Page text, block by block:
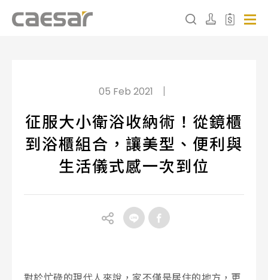
請選擇產品
販賣中商品 已下架商品
產品型號查詢
05 Feb 2021 |
征服大小衛浴收納術！從鏡櫃
到浴櫃組合，讓美型、便利與
生活儀式感一次到位
對於忙碌的現代人來說，家不僅是居住的地方，更